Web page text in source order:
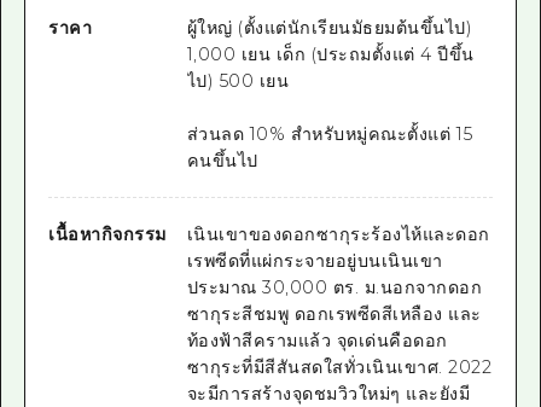
ราคา
ผู้ใหญ่ (ตั้งแต่นักเรียนมัธยมต้นขึ้นไป)
1,000 เยน เด็ก (ประถมตั้งแต่ 4 ปีขึ้น
ไป) 500 เยน
ส่วนลด 10% สำหรับหมู่คณะตั้งแต่ 15
คนขึ้นไป
เนื้อหากิจกรรม
เนินเขาของดอกซากุระร้องไห้และดอก
เรพซีดที่แผ่กระจายอยู่บนเนินเขา
ประมาณ 30,000 ตร. ม.นอกจากดอก
ซากุระสีชมพู ดอกเรพซีดสีเหลือง และ
ท้องฟ้าสีครามแล้ว จุดเด่นคือดอก
ซากุระที่มีสีสันสดใสทั่วเนินเขาศ. 2022
จะมีการสร้างจุดชมวิวใหม่ๆ และยังมี